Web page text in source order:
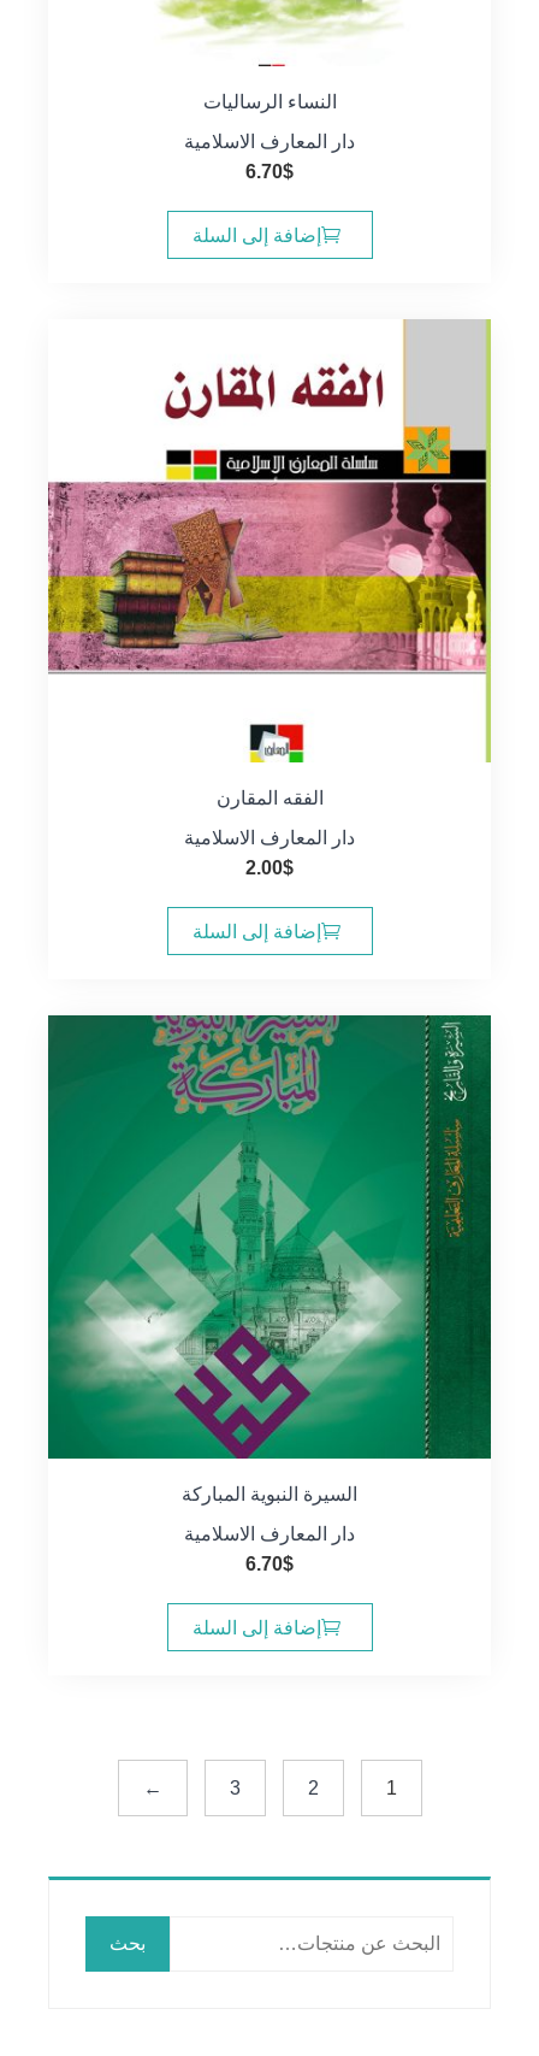
النساء الرساليات
دار المعارف الاسلامية
6.70$
إضافة إلى السلة
الفقه المقارن
دار المعارف الاسلامية
2.00$
إضافة إلى السلة
السيرة النبوية المباركة
دار المعارف الاسلامية
6.70$
إضافة إلى السلة
1
2
3
←
بحث